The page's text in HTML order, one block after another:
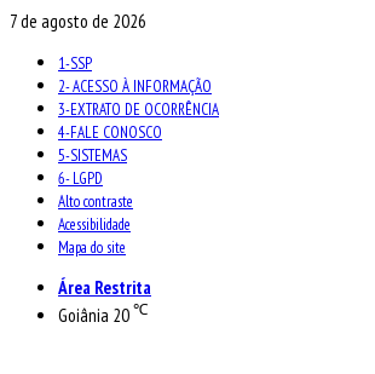
7 de agosto de 2026
1-SSP
2- ACESSO À INFORMAÇÃO
3-EXTRATO DE OCORRÊNCIA
4-FALE CONOSCO
5-SISTEMAS
6- LGPD
Alto contraste
Acessibilidade
Mapa do site
Área Restrita
Goiânia 20℃